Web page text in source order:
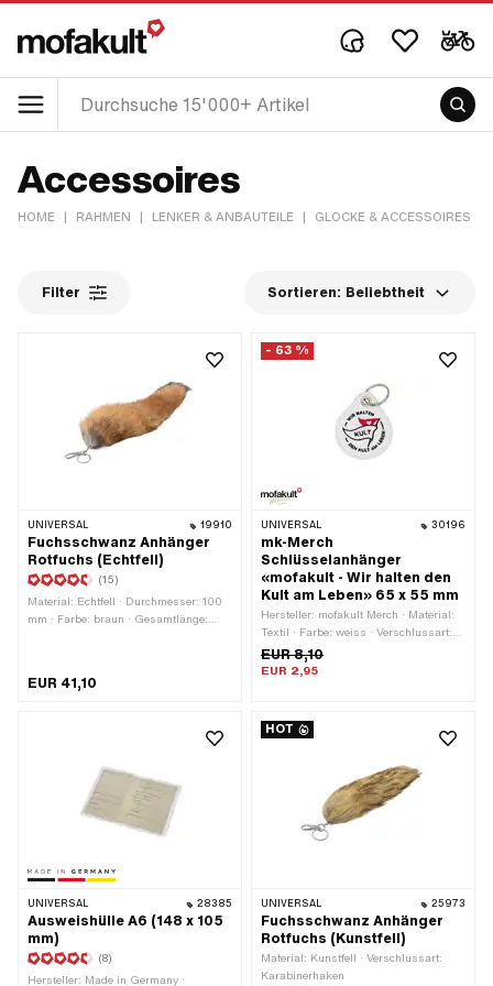
Accessoires
HOME | RAHMEN | LENKER & ANBAUTEILE | GLOCKE & ACCESSOIRES
Filter Sortieren: Beliebtheit
UNIVERSAL 19910
Fuchsschwanz Anhänger
Rotfuchs (Echtfell)
(15)
Material: Echtfell · Durchmesser: 100
mm · Farbe: braun · Gesamtlänge:
EUR 41,10
- 63 %
UNIVERSAL 30196
mk-Merch
Schlüsselanhänger
«mofakult - Wir halten den
Kult am Leben» 65 x 55 mm
Hersteller: mofakult Merch · Material:
Textil · Farbe: weiss · Verschlussart:
Schlüsselring · Gesamtlänge: 65 mm
· Breite: 55 mm
EUR 8,10
EUR 2,95
UNIVERSAL 28385
Ausweishülle A6 (148 x 105
mm)
(8)
Hersteller: Made in Germany ·
HOT
UNIVERSAL 25973
Fuchsschwanz Anhänger
Rotfuchs (Kunstfell)
Material: Kunstfell · Verschlussart:
Karabinerhaken